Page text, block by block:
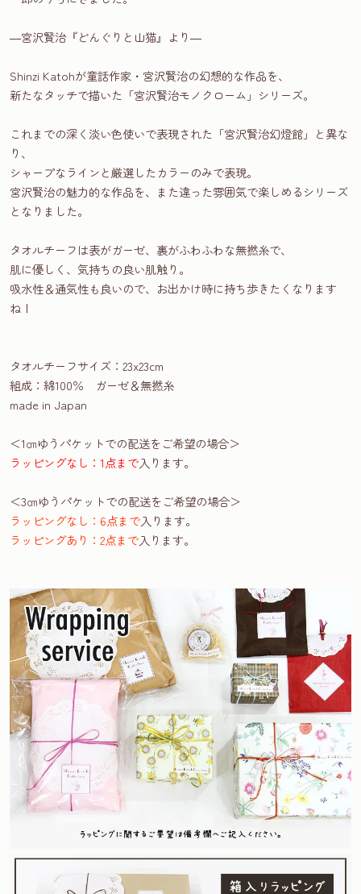
―宮沢賢治『どんぐりと山猫』より―
Shinzi Katohが童話作家・宮沢賢治の幻想的な作品を、
新たなタッチで描いた「宮沢賢治モノクローム」シリーズ。
これまでの深く淡い色使いで表現された「宮沢賢治幻燈館」と異な
り、
シャープなラインと厳選したカラーのみで表現。
宮沢賢治の魅力的な作品を、また違った雰囲気で楽しめるシリーズ
となりました。
タオルチーフは表がガーゼ、裏がふわふわな無撚糸で、
肌に優しく、気持ちの良い肌触り。
吸水性＆通気性も良いので、お出かけ時に持ち歩きたくなります
ね！
タオルチーフサイズ：23x23cm
組成：綿100％ ガーゼ＆無撚糸
made in Japan
＜1㎝ゆうパケットでの配送をご希望の場合＞
ラッピングなし：1点まで入ります。
＜3㎝ゆうパケットでの配送をご希望の場合＞
ラッピングなし：6点まで入ります。
ラッピングあり：2点まで入ります。